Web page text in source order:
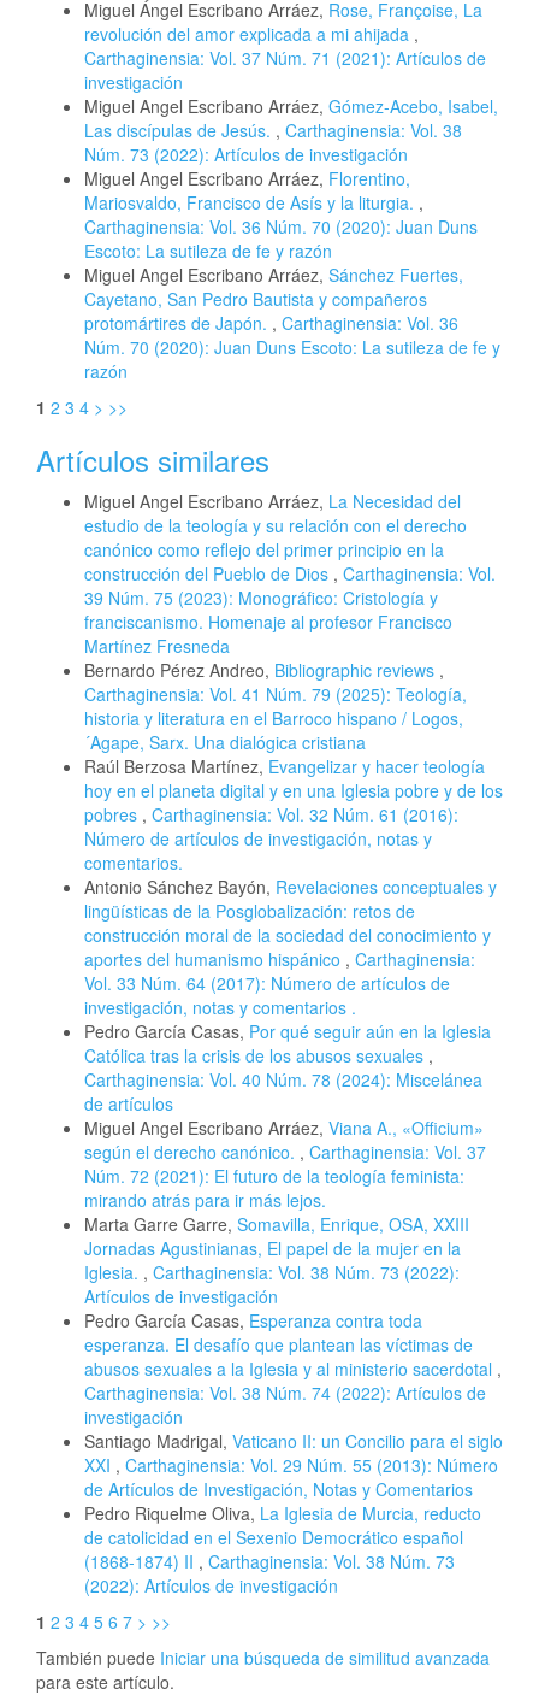
Miguel Ángel Escribano Arráez, Rose, Françoise, La
revolución del amor explicada a mi ahijada ,
Carthaginensia: Vol. 37 Núm. 71 (2021): Artículos de
investigación
Miguel Angel Escribano Arráez, Gómez-Acebo, Isabel,
Las discípulas de Jesús. , Carthaginensia: Vol. 38
Núm. 73 (2022): Artículos de investigación
Miguel Angel Escribano Arráez, Florentino,
Mariosvaldo, Francisco de Asís y la liturgia. ,
Carthaginensia: Vol. 36 Núm. 70 (2020): Juan Duns
Escoto: La sutileza de fe y razón
Miguel Angel Escribano Arráez, Sánchez Fuertes,
Cayetano, San Pedro Bautista y compañeros
protomártires de Japón. , Carthaginensia: Vol. 36
Núm. 70 (2020): Juan Duns Escoto: La sutileza de fe y
razón
1 2 3 4 > >>
Artículos similares
Miguel Angel Escribano Arráez, La Necesidad del
estudio de la teología y su relación con el derecho
canónico como reflejo del primer principio en la
construcción del Pueblo de Dios , Carthaginensia: Vol.
39 Núm. 75 (2023): Monográfico: Cristología y
franciscanismo. Homenaje al profesor Francisco
Martínez Fresneda
Bernardo Pérez Andreo, Bibliographic reviews ,
Carthaginensia: Vol. 41 Núm. 79 (2025): Teología,
historia y literatura en el Barroco hispano / Logos,
´Agape, Sarx. Una dialógica cristiana
Raúl Berzosa Martínez, Evangelizar y hacer teología
hoy en el planeta digital y en una Iglesia pobre y de los
pobres , Carthaginensia: Vol. 32 Núm. 61 (2016):
Número de artículos de investigación, notas y
comentarios.
Antonio Sánchez Bayón, Revelaciones conceptuales y
lingüísticas de la Posglobalización: retos de
construcción moral de la sociedad del conocimiento y
aportes del humanismo hispánico , Carthaginensia:
Vol. 33 Núm. 64 (2017): Número de artículos de
investigación, notas y comentarios .
Pedro García Casas, Por qué seguir aún en la Iglesia
Católica tras la crisis de los abusos sexuales ,
Carthaginensia: Vol. 40 Núm. 78 (2024): Miscelánea
de artículos
Miguel Angel Escribano Arráez, Viana A., «Officium»
según el derecho canónico. , Carthaginensia: Vol. 37
Núm. 72 (2021): El futuro de la teología feminista:
mirando atrás para ir más lejos.
Marta Garre Garre, Somavilla, Enrique, OSA, XXIII
Jornadas Agustinianas, El papel de la mujer en la
Iglesia. , Carthaginensia: Vol. 38 Núm. 73 (2022):
Artículos de investigación
Pedro García Casas, Esperanza contra toda
esperanza. El desafío que plantean las víctimas de
abusos sexuales a la Iglesia y al ministerio sacerdotal ,
Carthaginensia: Vol. 38 Núm. 74 (2022): Artículos de
investigación
Santiago Madrigal, Vaticano II: un Concilio para el siglo
XXI , Carthaginensia: Vol. 29 Núm. 55 (2013): Número
de Artículos de Investigación, Notas y Comentarios
Pedro Riquelme Oliva, La Iglesia de Murcia, reducto
de catolicidad en el Sexenio Democrático español
(1868-1874) II , Carthaginensia: Vol. 38 Núm. 73
(2022): Artículos de investigación
1 2 3 4 5 6 7 > >>
También puede Iniciar una búsqueda de similitud avanzada
para este artículo.